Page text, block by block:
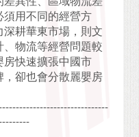
須用不同的經營方
耕華東市場，則文
物流等經營問題較
房快速擴張中國市
，卻也會分散麗嬰房